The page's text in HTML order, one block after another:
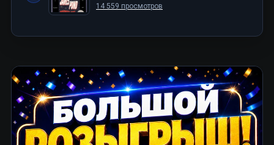
14 559 просмотров